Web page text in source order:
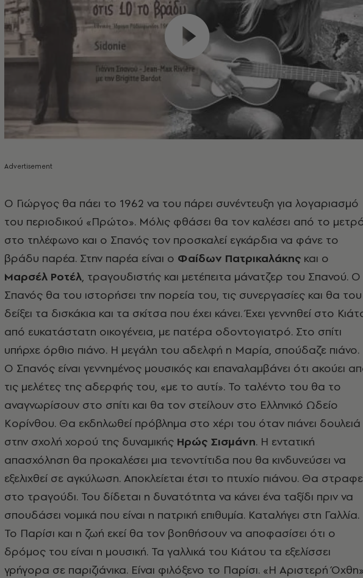
Ο Γιώργος θα πάει το 1962 να του πάρει συνέντευξη για λογαριασμό
του περιοδικού «Πρώτο». Μόλις φθάσει θα τον καλέσει από το
στο τηλέφωνο και ο Σπανός τον προσκαλεί εγκάρδια να φάνε το
βράδυ παρέα. Στην παρέα είναι ο Φαίδων Πατρικαλάκης και ο
Μαρσέλ Ροτέλ, τραγουδιστής και μετέπειτα μάνατζερ του Σπανού. Ο
Σπανός θα του ιστορήσει την πορεία του, τις συνεργασίες και θα του
δείξει τα δισκάκια και τα σκίτσα που έχει κάνει. Έχει γεννηθεί στο
από ευκατάστατη οικογένεια, με πατέρα οδοντογιατρό. Στο σπίτι
υπήρχε όρθιο πιάνο. Η μεγάλη του αδελφή η Μαρία, σπούδαζε πιάνο.
Ο Σπανός είναι γεννημένος μουσικός και επαναλαμβάνει ότι ακούει
τις μελέτες της αδερφής του, «με το αυτί». Το ταλέντο του θα το
αναγνωρίσουν στο σπίτι και θα τον στείλουν στο Ελληνικό Ωδείο
Κορίνθου. Θα εκδηλωθεί πρόβλημα στο χέρι του όταν πιάνει δουλειά
στην σχολή χορού της δυναμικής Ηρώς Σισμάνη. Η εντατική
απασχόληση θα προκαλέσει μια τενοντίτιδα που θα κινδυνεύσει να
εξελιχθεί σε αγκύλωση. Αποκλείεται έτσι το πτυχίο πιάνου. Θα
στο τραγούδι. Του δίδεται η δυνατότητα να κάνει ένα ταξίδι πριν να
σπουδάσει νομικά που είναι η πατρική επιθυμία. Καταλήγει στη Γαλλία.
Το Παρίσι και η ζωή εκεί θα τον βοηθήσουν να αποφασίσει ότι ο
δρόμος του είναι η μουσική. Τα γαλλικά του Κιάτου τα εξελίσσει
γρήγορα σε παριζιάνικα. Είναι φιλόξενο το Παρίσι. «Η Αριστερή